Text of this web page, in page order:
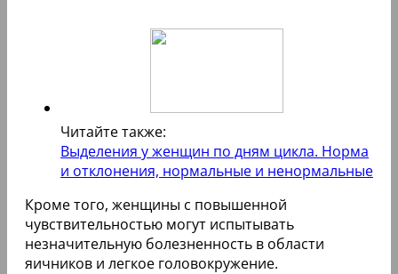
Читайте также:
Выделения у женщин по дням цикла. Норма
и отклонения, нормальные и ненормальные
Кроме того, женщины с повышенной
чувствительностью могут испытывать
незначительную болезненность в области
яичников и легкое головокружение.